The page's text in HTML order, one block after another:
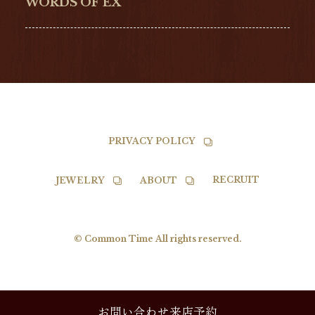
TISSOT
PRIVACY POLICY
© Common Time All rights reserved.
JEWELRY ABOUT RECRUIT
お問い合わせ来店予約